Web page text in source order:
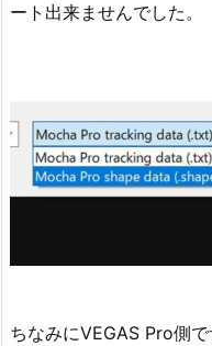
ート出来ませんでした。
ちなみにVEGAS Pro側